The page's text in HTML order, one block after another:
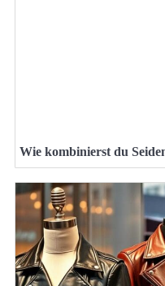
Wie kombinierst du